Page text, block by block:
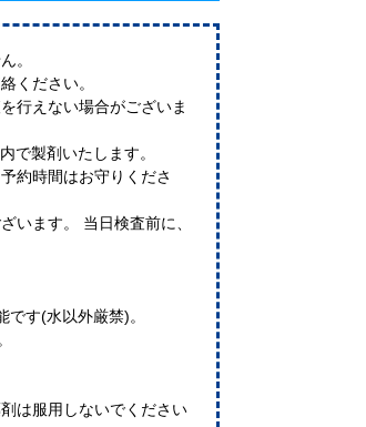
。
ください。
行えない場合がございま
で製剤いたします。
約時間はお守りくださ
います。 当日検査前に、
です(水以外厳禁)。
は服用しないでください